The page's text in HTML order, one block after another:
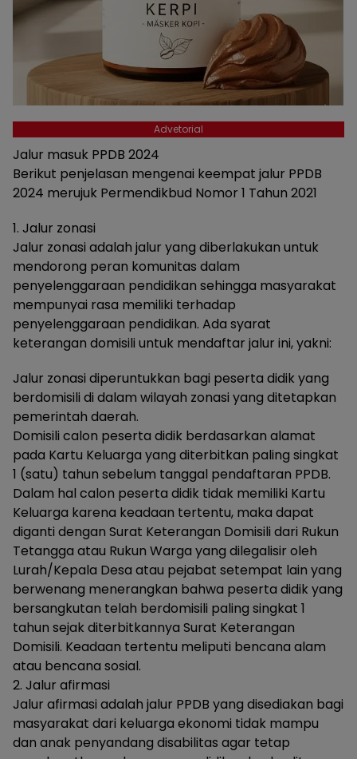
Advetorial
Jalur masuk PPDB 2024
Berikut penjelasan mengenai keempat jalur PPDB
2024 merujuk Permendikbud Nomor 1 Tahun 2021
1. Jalur zonasi
Jalur zonasi adalah jalur yang diberlakukan untuk
mendorong peran komunitas dalam
penyelenggaraan pendidikan sehingga masyarakat
mempunyai rasa memiliki terhadap
penyelenggaraan pendidikan. Ada syarat
keterangan domisili untuk mendaftar jalur ini, yakni:
Jalur zonasi diperuntukkan bagi peserta didik yang
berdomisili di dalam wilayah zonasi yang ditetapkan
pemerintah daerah.
Domisili calon peserta didik berdasarkan alamat
pada Kartu Keluarga yang diterbitkan paling singkat
1 (satu) tahun sebelum tanggal pendaftaran PPDB.
Dalam hal calon peserta didik tidak memiliki Kartu
Keluarga karena keadaan tertentu, maka dapat
diganti dengan Surat Keterangan Domisili dari Rukun
Tetangga atau Rukun Warga yang dilegalisir oleh
Lurah/Kepala Desa atau pejabat setempat lain yang
berwenang menerangkan bahwa peserta didik yang
bersangkutan telah berdomisili paling singkat 1
tahun sejak diterbitkannya Surat Keterangan
Domisili. Keadaan tertentu meliputi bencana alam
atau bencana sosial.
2. Jalur afirmasi
Jalur afirmasi adalah jalur PPDB yang disediakan bagi
masyarakat dari keluarga ekonomi tidak mampu
dan anak penyandang disabilitas agar tetap